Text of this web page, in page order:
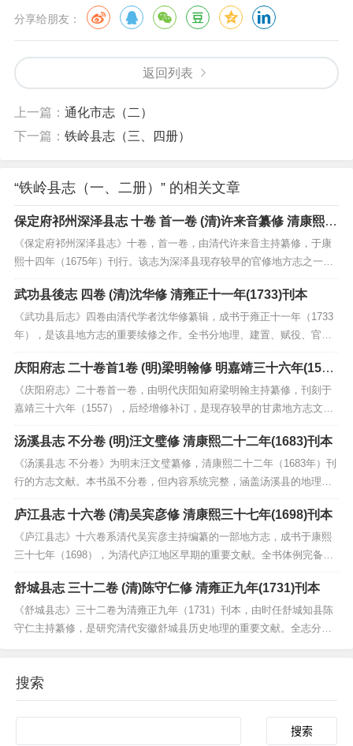
分享给朋友：
返回列表
上一篇： 通化市志（二）
下一篇： 铁岭县志（三、四册）
“铁岭县志（一、二册）” 的相关文章
保定府祁州深泽县志 十卷 首一卷 (清)许来音纂修 清康熙十
四年(1675)刊本
《保定府祁州深泽县志》十卷，首一卷，由清代许来音主持纂修，于康
熙十四年（1675年）刊行。该志为深泽县现存较早的官修地方志之一，
系统记载了深泽县的历史沿革、地理风貌、职官选举、风土人情及赋役
物产等内容。全书体例严谨，史料详实，尤其注重对地方行政制度和文
化习俗的记述，展现了清初冀中地区的社会面貌。作为...
武功县後志 四卷 (清)沈华修 清雍正十一年(1733)刊本
《武功县后志》四卷由清代学者沈华修纂辑，成书于雍正十一年（1733
年），是该县地方志的重要续修之作。全书分地理、建置、赋役、官
师、人物、艺文等门类，系统梳理了明清时期武功县的政治沿革、经济
民生、文化教育及社会风貌。此志在继承前志基础上增补了清初至雍正
年间的史料，尤其对农田水利、户籍赋税等民生实务记载...
庆阳府志 二十卷首1卷 (明)梁明翰修 明嘉靖三十六年(155
7)刊增修本
《庆阳府志》二十卷首一卷，由明代庆阳知府梁明翰主持纂修，刊刻于
嘉靖三十六年（1557），后经增修补订，是现存较早的甘肃地方志文献
之一。全书内容涵盖庆阳府的历史沿革、地理形胜、建制职官、赋役物
产、风俗人物等方面，系统地记录了明代中期陇东地区的政治、经济与
社会状况。该志体例严谨，取材丰富，保留了诸多珍贵...
汤溪县志 不分卷 (明)汪文璧修 清康熙二十二年(1683)刊本
《汤溪县志 不分卷》为明末汪文璧纂修，清康熙二十二年（1683年）刊
行的方志文献。本书虽不分卷，但内容系统完整，涵盖汤溪县的地理沿
革、建制变迁、田赋户口、风俗物产、官师选举、人物传记及艺文著述
等。作为汤溪地区早期的重要志书，该刊本保留了明代至清初的地方史
料，对研究浙西地区历史地理、社会经济与文化风貌...
庐江县志 十六卷 (清)吴宾彦修 清康熙三十七年(1698)刊本
《庐江县志》十六卷系清代吴宾彦主持编纂的一部地方志，成书于康熙
三十七年（1698），为清代庐江地区早期的重要文献。全书体例完备，
分舆地、建制、赋役、职官、选举、人物、艺文等门类，系统记载了庐
江的历史沿革、地理风貌、经济状况及文化传统。该志不仅保存了明末
清初庐江的社会经济史料，还详录了当地水利、物产、...
舒城县志 三十二卷 (清)陈守仁修 清雍正九年(1731)刊本
《舒城县志》三十二卷为清雍正九年（1731）刊本，由时任舒城知县陈
守仁主持纂修，是研究清代安徽舒城县历史地理的重要文献。全志分舆
谨，内容详实，不仅保存了明清之际舒城地区的社会经济...
搜索